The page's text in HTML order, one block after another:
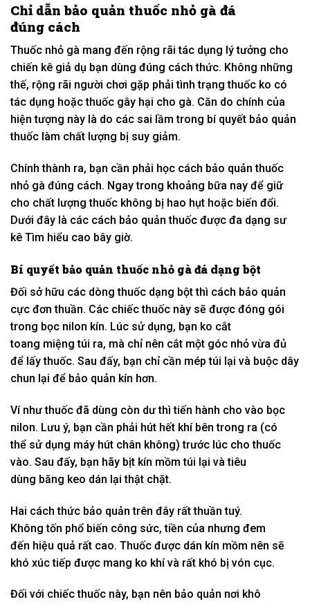
Chỉ dẫn bảo quản thuốc nhỏ gà đá
đúng cách
Thuốc nhỏ gà mang đến rộng rãi tác dụng lý tưởng cho
chiến kê giả dụ bạn dùng đúng cách thức. Không những
thế, rộng rãi người chơi gặp phảitình trạng thuốc ko có
tác dụng hoặc thuốc gây hại cho gà. Căn do chính của
hiện tượng này là do các sai lầm trong bí quyết bảo quản
thuốc làm chất lượng bị suy giảm.
Chínhthành ra, bạn cần phải học cách bảo quản thuốc
nhỏ gà đúng cách. Ngaytrong khoảng bữa nay để giữ
cho chất lượng thuốc không bị hao hụt hoặc biến đổi.
Dưới đây là các cách bảo quản thuốc được đa dạng sư
kê Tìm hiểu cao bây giờ.
Bí quyếtbảo quản thuốc nhỏ gà đá dạng bột
Đối sở hữu các dòng thuốc dạng bột thì cách bảo quản
cực đơn thuần. Các chiếcthuốc này sẽ được đóng gói
trong bọc nilon kín. Lúc sử dụng, bạn ko cắt
toang miệng túi ra, mà chỉ nên cắt một góc nhỏ vừa đủ
để lấy thuốc. Sau đấy, bạn chỉ cần mép túi lại và buộc dây
chun lại để bảo quản kín hơn.
Ví nhưthuốc đã dùng còn dư thì tiến hành cho vào bọc
nilon. Lưu ý, bạn cần phải hút hết khí bên trong ra (có
thể sử dụng máy hút chân không) trước lúc cho thuốc
vào. Sau đấy, bạn hãy bịt kín mồm túi lại vàtiêu
dùng băng keo dán lại thật chặt.
Hai cách thức bảo quản trên đây rấtthuần tuý.
Không tốn phổ biến công sức,tiền của nhưng đem
đến hiệu quả rất cao. Thuốc được dán kín mồm nên sẽ
khó xúc tiếp được mang ko khí và rất khó bị vón cục.
Đối với chiếcthuốc này, bạn nên bảo quản nơi khô